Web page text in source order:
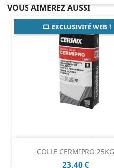
VOUS AIMEREZ AUSSI
COLLE CERMIPRO 25KG
Prix
23,40 €
EXCLUSIVITÉ WEB !